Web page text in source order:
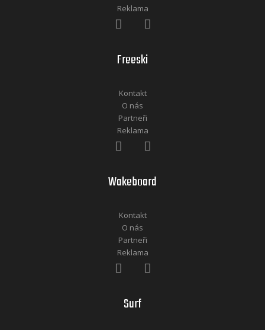
Reklama
Freeski
Kontakt
O nás
Partneři
Reklama
Wakeboard
Kontakt
O nás
Partneři
Reklama
Surf